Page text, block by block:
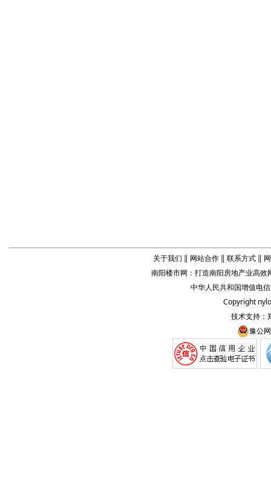
关于我们 ‖ 网站合作‖ 联系方式‖
南阳楼市网 ：打造南阳房地产业高效
中华人民共和国增值电
Copyright
技术支持：
豫公